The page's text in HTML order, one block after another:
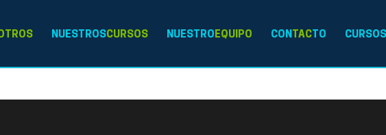
NUESTROSCURSOS NUESTROEQUIPO CONTACTO CURSOS